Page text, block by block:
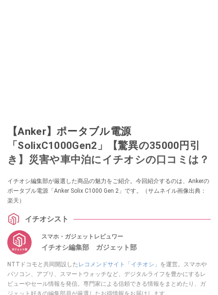
【Anker】ポータブル電源
「SolixC1000Gen2」【驚異の35000円引
き】災害や車中泊にイチオシの口コミは？
イチオシ編集部が厳選した商品の魅力をご紹介。今回紹介するのは、Ankerの
ポータブル電源「Anker Solix C1000 Gen 2」です。（サムネイル画像出典：
楽天）
イチオシスト
スマホ・ガジェットレビュワー
イチオシ編集部 ガジェット部
NTTドコモと共同開設した レコメンドサイト「イチオシ」 を運営。スマホや
パソコン、アプリ、スマートウォッチなど、デジタルライフを豊かにするレ
ビューやセール情報を発信。専門家による信頼できる情報をまとめたり、ガ